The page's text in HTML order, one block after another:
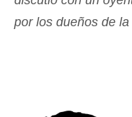
por los dueños de